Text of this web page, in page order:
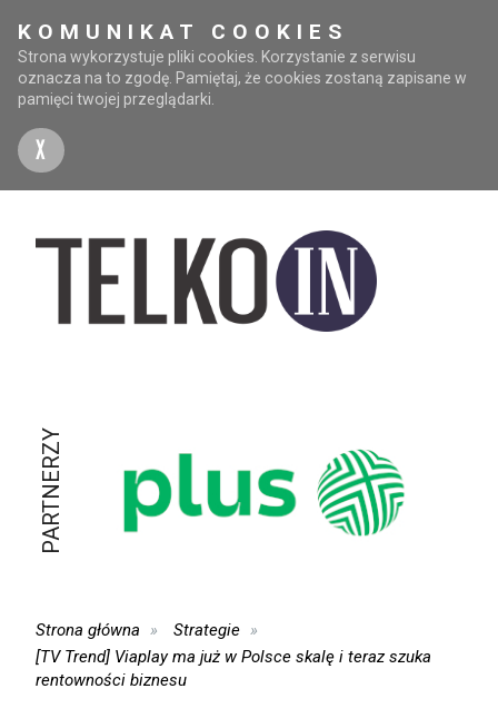
KOMUNIKAT COOKIES
Strona wykorzystuje pliki cookies. Korzystanie z serwisu
oznacza na to zgodę. Pamiętaj, że cookies zostaną zapisane w
pamięci twojej przeglądarki.
X
PARTNERZY
Strona główna
Strategie
[TV Trend] Viaplay ma już w Polsce skalę i teraz szuka
rentowności biznesu